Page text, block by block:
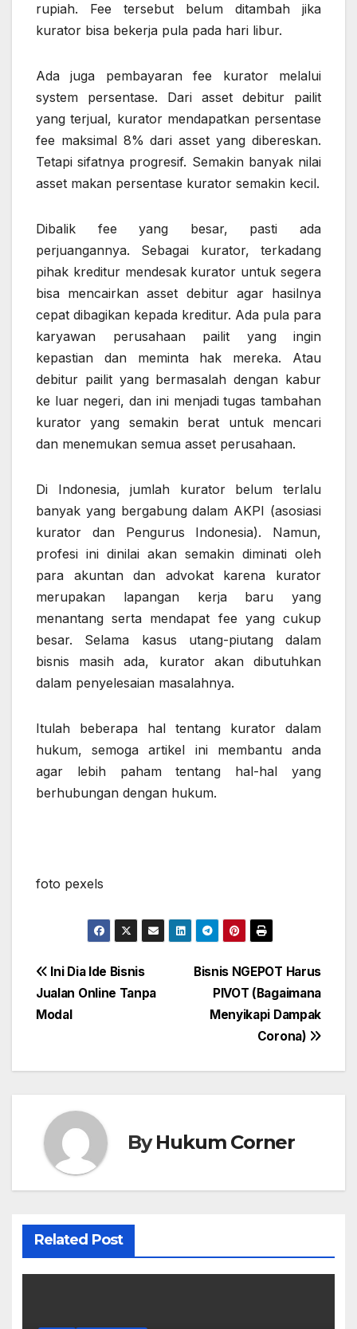
rupiah. Fee tersebut belum ditambah jika
kurator bisa bekerja pula pada hari libur.
Ada juga pembayaran fee kurator melalui
system persentase. Dari asset debitur pailit
yang terjual, kurator mendapatkan persentase
fee maksimal 8% dari asset yang dibereskan.
Tetapi sifatnya progresif. Semakin banyak nilai
asset makan persentase kurator semakin kecil.
Dibalik fee yang besar, pasti ada
perjuangannya. Sebagai kurator, terkadang
pihak kreditur mendesak kurator untuk segera
bisa mencairkan asset debitur agar hasilnya
cepat dibagikan kepada kreditur. Ada pula para
karyawan perusahaan pailit yang ingin
kepastian dan meminta hak mereka. Atau
debitur pailit yang bermasalah dengan kabur
ke luar negeri, dan ini menjadi tugas tambahan
kurator yang semakin berat untuk mencari
dan menemukan semua asset perusahaan.
Di Indonesia, jumlah kurator belum terlalu
banyak yang bergabung dalam AKPI (asosiasi
kurator dan Pengurus Indonesia). Namun,
profesi ini dinilai akan semakin diminati oleh
para akuntan dan advokat karena kurator
merupakan lapangan kerja baru yang
menantang serta mendapat fee yang cukup
besar. Selama kasus utang-piutang dalam
bisnis masih ada, kurator akan dibutuhkan
dalam penyelesaian masalahnya.
Itulah beberapa hal tentang kurator dalam
hukum, semoga artikel ini membantu anda
agar lebih paham tentang hal-hal yang
berhubungan dengan hukum.
foto pexels
Post
navigation
Bisnis NGEPOT Harus
PIVOT (Bagaimana
Menyikapi Dampak
Corona)
Ini Dia Ide Bisnis
Jualan Online Tanpa
Modal
ByHukum Corner
Related Post